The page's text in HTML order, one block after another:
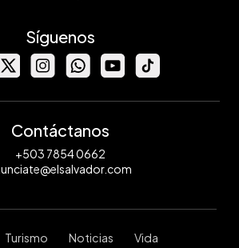
Síguenos
Contáctanos
+503 7854 0662
Turismo Noticias Vida